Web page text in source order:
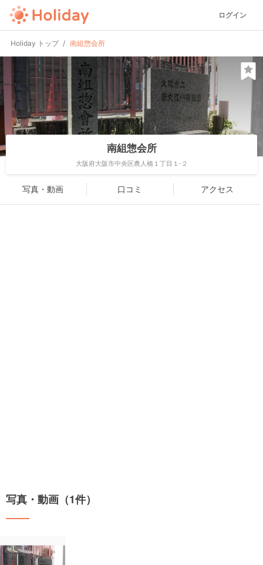
ログイン
Holiday トップ 南組惣会所
南組惣会所
大阪府大阪市中央区農人橋１丁目１-２
写真・動画 口コミ アクセス
写真・動画（1件）